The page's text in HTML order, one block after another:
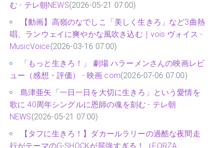
む - テレ朝NEWS(2026-05-21 07:00)
【動画】高嶺のなでしこ「美しく生きろ」など3曲熱
唱、ランウェイに爽やかな風吹き込む｜vois ヴォイス -
MusicVoice(2026-03-16 07:00)
「もっと生きろ！」 劇場 ハラーメンさんの映画レビ
ュー（感想・評価） - 映画.com(2026-07-06 07:00)
島津亜矢「一日一日を大切に生きろ」という愛情を
歌に 40周年シングルに恩師の魂を刻む - テレ朝
NEWS(2026-05-21 07:00)
【タフに生きろ！】ダカールラリーの過酷な夜間走
行がテーマのG-SHOCKが屈強すぎる！（FORZA